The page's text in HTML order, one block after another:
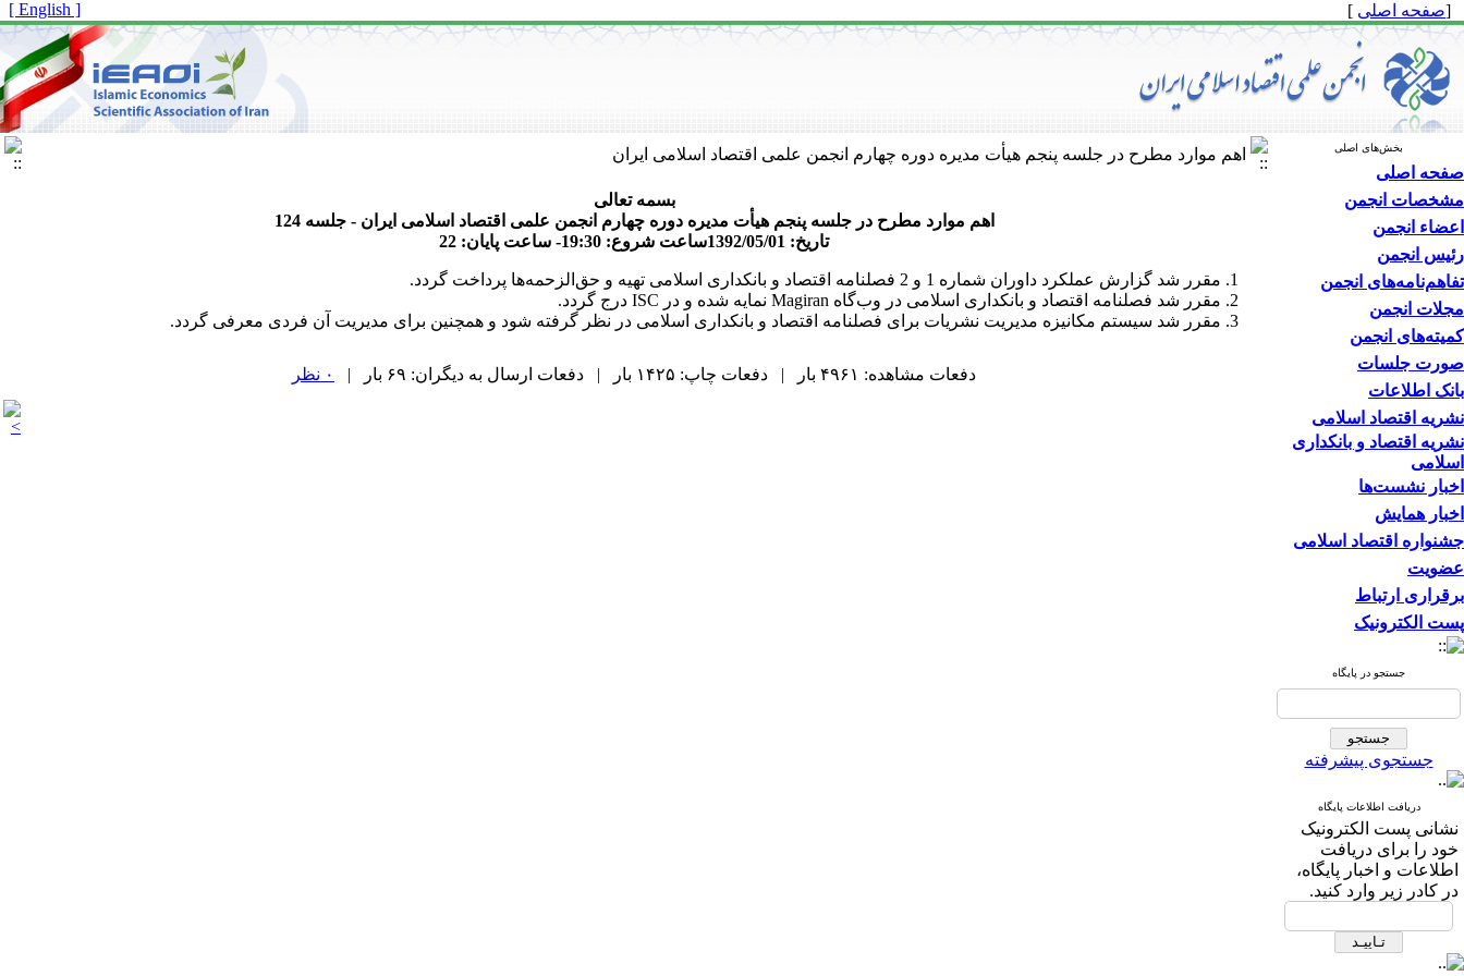
[صفحه اصلی ]
[ English ]
بخش‌های اصلی
صفحه اصلی
مشخصات انجمن
اعضاء انجمن
رئیس انجمن
تفاهم‌نامه‌های انجمن
مجلات انجمن
کمیته‌های انجمن
صورت جلسات
بانک اطلاعات
نشریه اقتصاد اسلامی
نشریه اقتصاد و بانکداری
اسلامی
اخبار نشست‌ها
اخبار همایش
جشنواره اقتصاد اسلامی
عضویت
برقراری ارتباط
پست الکترونیک
جستجو در پایگاه
جستجوی پیشرفته
دریافت اطلاعات پایگاه
نشانی پست الکترونیک
خود را برای دریافت
اطلاعات و اخبار پایگاه،
در کادر زیر وارد کنید.
اهم موارد مطرح در جلسه پنجم هیأت مدیره دوره چهارم انجمن علمی اقتصاد اسلامی ایران
بسمه تعالی
اهم موارد مطرح در جلسه پنجم هیأت مدیره دوره چهارم انجمن علمی اقتصاد اسلامی ایران - جلسه 124
تاریخ: 1392/05/01ساعت شروع: 19:30- ساعت پایان: 22
مقرر شد گزارش عملکرد داوران شماره 1 و 2 فصلنامه اقتصاد و بانکداری اسلامی تهیه و حق‌الزحمه‌ها پرداخت گردد.
مقرر شد فصلنامه اقتصاد و بانکداری اسلامی در وب‌گاه Magiran نمایه شده و در ISC درج گردد.
مقرر شد سیستم مکانیزه مدیریت نشریات برای فصلنامه اقتصاد و بانکداری اسلامی در نظر گرفته شود و همچنین برای مدیریت آن فردی معرفی گردد.
دفعات مشاهده: ۴۹۶۱ بار | دفعات چاپ: ۱۴۲۵ بار | دفعات ارسال به دیگران: ۶۹ بار | ۰ نظر